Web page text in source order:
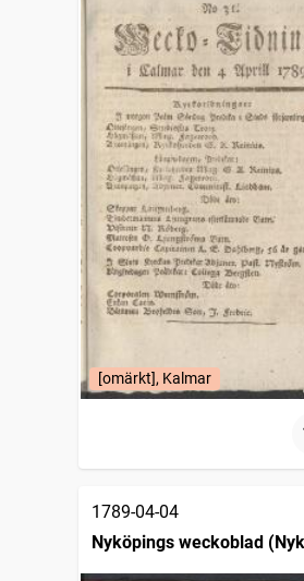
[omärkt], Kalmar
1789-04-04
Nyköpings weckoblad
1786)